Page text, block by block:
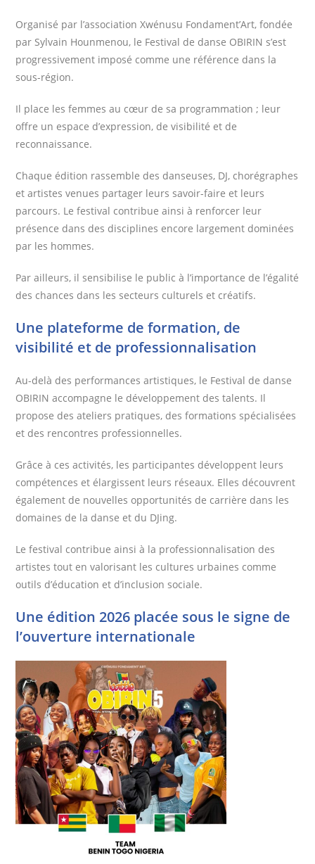
Organisé par l’association Xwénusu Fondament’Art, fondée
par Sylvain Hounmenou, le Festival de danse OBIRIN s’est
progressivement imposé comme une référence dans la
sous-région.
Il place les femmes au cœur de sa programmation ; leur
offre un espace d’expression, de visibilité et de
reconnaissance.
Chaque édition rassemble des danseuses, DJ, chorégraphes
et artistes venues partager leurs savoir-faire et leurs
parcours. Le festival contribue ainsi à renforcer leur
présence dans des disciplines encore largement dominées
par les hommes.
Par ailleurs, il sensibilise le public à l’importance de l’égalité
des chances dans les secteurs culturels et créatifs.
Une plateforme de formation, de
visibilité et de professionnalisation
Au-delà des performances artistiques, le Festival de danse
OBIRIN accompagne le développement des talents. Il
propose des ateliers pratiques, des formations spécialisées
et des rencontres professionnelles.
Grâce à ces activités, les participantes développent leurs
compétences et élargissent leurs réseaux. Elles découvrent
également de nouvelles opportunités de carrière dans les
domaines de la danse et du DJing.
Le festival contribue ainsi à la professionnalisation des
artistes tout en valorisant les cultures urbaines comme
outils d’éducation et d’inclusion sociale.
Une édition 2026 placée sous le signe de
l’ouverture internationale